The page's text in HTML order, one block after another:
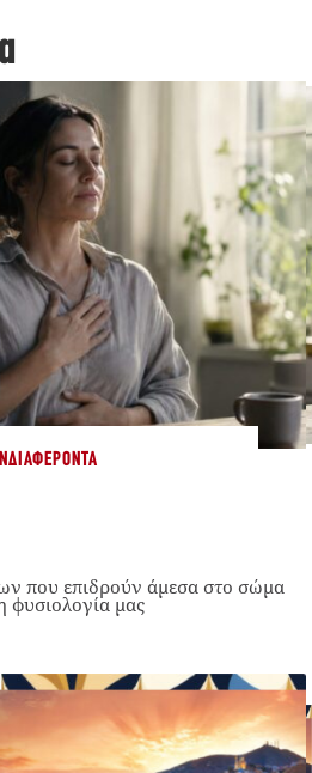
που επιδρούν άμεσα στο σώμα
φυσιολογία μας